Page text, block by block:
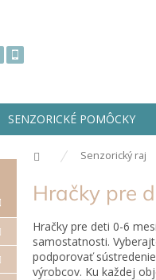
SENZORICKÉ POMÔCKY
Domov Senzorický raj
Hračky pre
Hračky pre deti 0-6
samostatnosti.
podporovať
výrobcov. Ku každej